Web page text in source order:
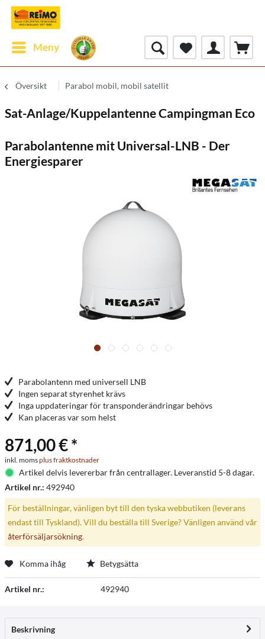
Meny
Översikt Parabol mobil, mobil satellit
Sat-Anlage/Kuppelantenne Campingman Eco
Parabolantenne mit Universal-LNB - Der
Energiesparer
Parabolantenn med universell LNB
Ingen separat styrenhet krävs
Inga uppdateringar för transponderändringar behövs
Kan placeras var som helst
871,00 € *
inkl. momsplus fraktkostnader
Artikel delvis levererbar från centrallager. Leveranstid 5-8 dagar.
Artikel nr.: 492940
För beställningar, vänligen byt till den tyska webbutiken (leverans
endast till Tyskland). Vill du beställa till Sverige? Vänligen använd vår
återförsäljarsökning.
Komma ihåg Betygsätta
Artikel nr.: 492940
Beskrivning